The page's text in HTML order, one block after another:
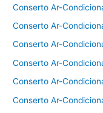
Conserto Ar-
Conserto Ar-
Conserto Ar-
Conserto Ar-
Conserto Ar-
Conserto Ar-